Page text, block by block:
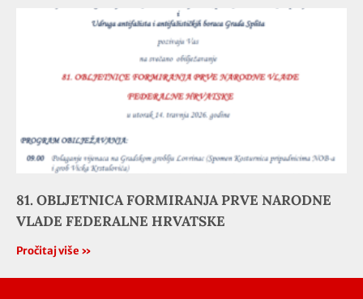
81. OBLJETNICA FORMIRANJA PRVE NARODNE
VLADE FEDERALNE HRVATSKE
Pročitaj više »